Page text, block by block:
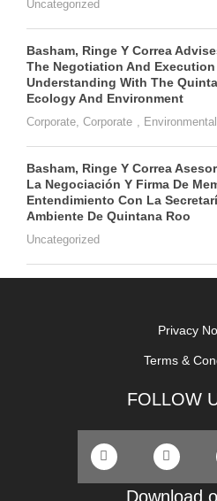
Uncategorized
Basham, Ringe Y Correa
The Negotiation And Execution
Understanding With The
Ecology And Environment
Corporate Corporate
Basham, Ringe Y Correa
La Negociación Y Firma De
Entendimiento Con La
Ambiente De Quintana Roo
Uncategorized
Privacy
Terms &
FOLLOW
Download